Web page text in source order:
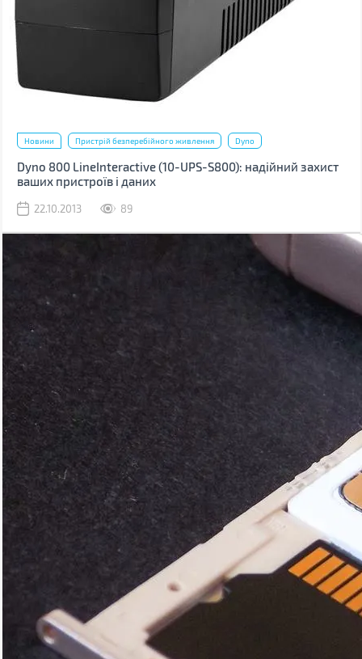
Новини Пристрій безперебійного живлення Dyno
Dyno 800 LineInteractive (10-UPS-S800): надійний захист
ваших пристроїв і даних
22.10.2013 89